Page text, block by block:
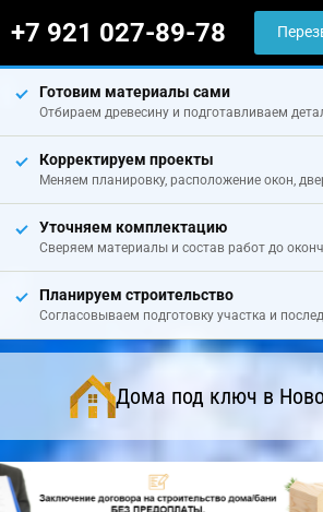
+7 921 027-89-78
Готовим материалы сами
Отбираем древесину и подготавливаем
Корректируем проекты
Меняем планировку, расположение окон,
Уточняем комплектацию
Сверяем материалы и состав работ до
Планируем строительство
Согласовываем подготовку участка и
Дома под ключ в